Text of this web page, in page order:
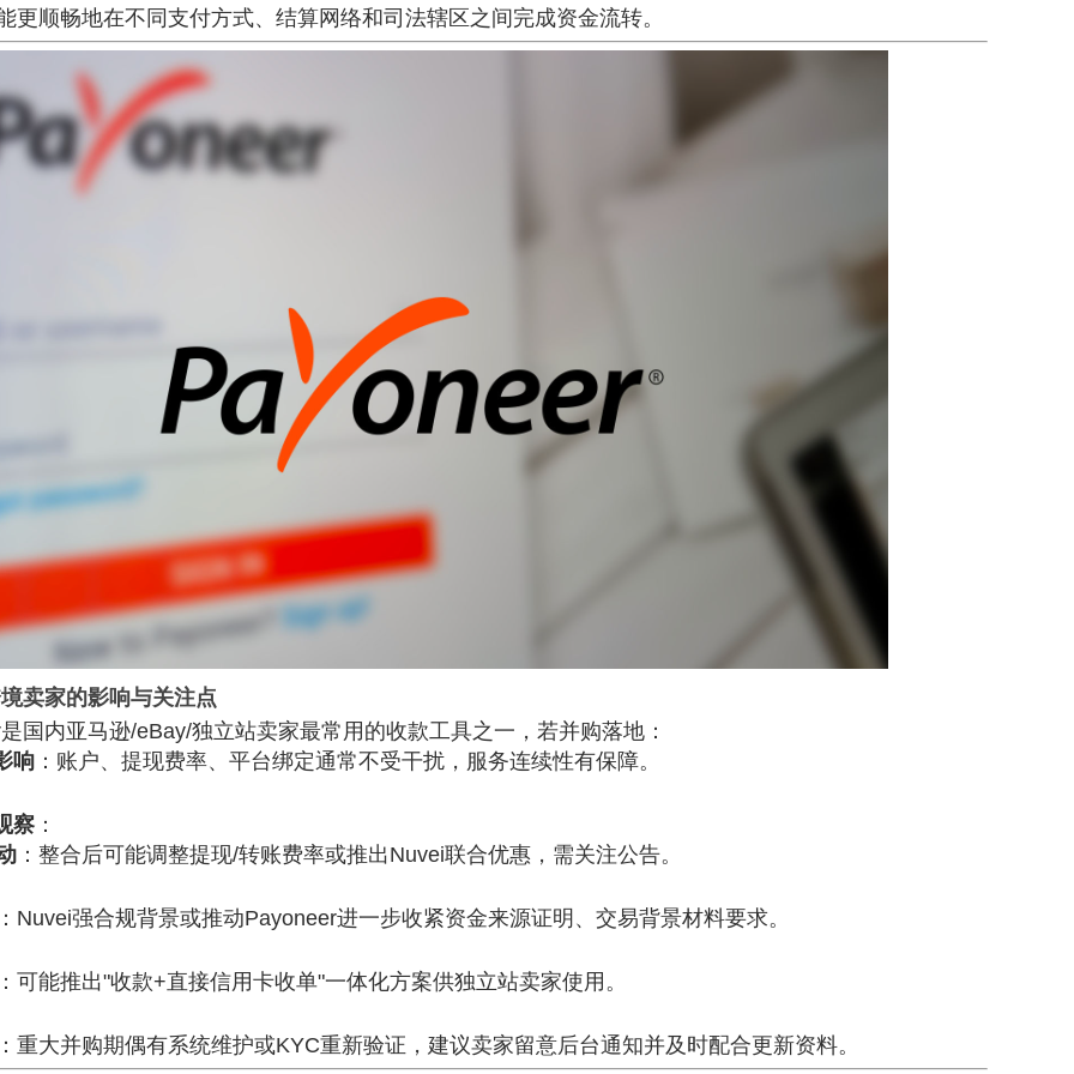
更顺畅地在不同支付方式、结算网络和司法辖区之间完成资金流转。
卖家的影响与关注点
国内亚马逊/eBay/独立站卖家最常用的收款工具之一，若并购落地：
响 ：账户、提现费率、平台绑定通常不受干扰，服务连续性有保障。
察 ：
：整合后可能调整提现/转账费率或推出Nuvei联合优惠，需关注公告。
Nuvei强合规背景或推动Payoneer进一步收紧资金来源证明、交易背景材料要求。
可能推出"收款+直接信用卡收单"一体化方案供独立站卖家使用。
重大并购期偶有系统维护或KYC重新验证，建议卖家留意后台通知并及时配合更新资料。